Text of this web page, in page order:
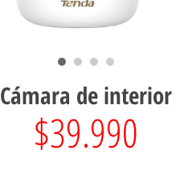
Cámara de interior
$39.990